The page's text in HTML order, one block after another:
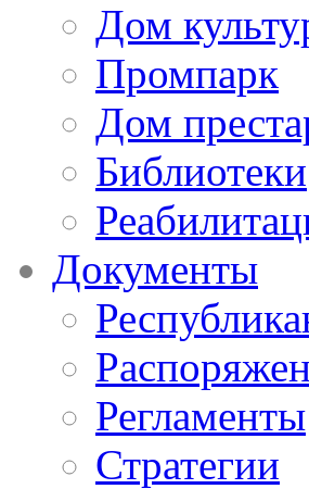
Дом
Промпарк
Дом
Библиотеки
Документы
Регламенты
Стратегии